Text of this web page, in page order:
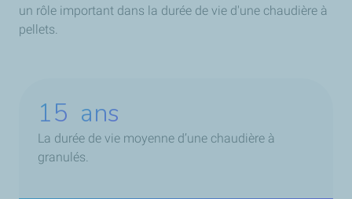
un rôle important dans la durée de vie d'une chaudière à
pellets.
15 ans
La durée de vie moyenne d’une chaudière à
granulés.